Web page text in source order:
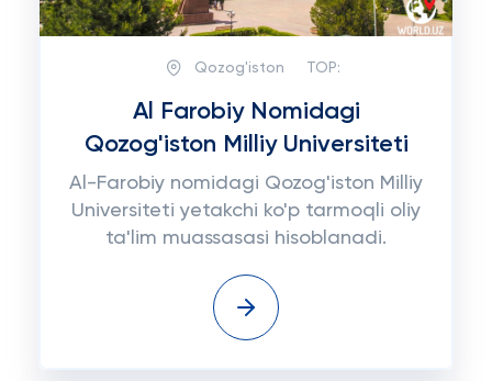
Qozog'iston TOP:
Al Farobiy Nomidagi
Qozog'iston Milliy Universiteti
Al-Farobiy nomidagi Qozog'iston Milliy
Universiteti yetakchi ko'p tarmoqli oliy
ta'lim muassasasi hisoblanadi.